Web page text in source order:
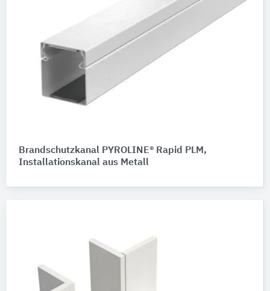
Brandschutzkanal PYROLINE® Rapid PLM,
Installationskanal aus Metall